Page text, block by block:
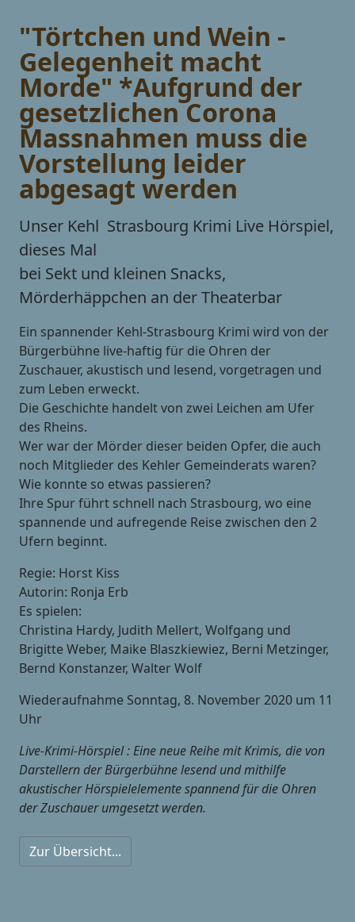
"Törtchen und Wein -
Gelegenheit macht
Morde" *Aufgrund der
gesetzlichen Corona
Massnahmen muss die
Vorstellung leider
abgesagt werden
Unser Kehl  Strasbourg Krimi Live Hörspiel,
dieses Mal
bei Sekt und kleinen Snacks,
Mörderhäppchen an der Theaterbar
Ein spannender Kehl-Strasbourg Krimi wird von der
Bürgerbühne live-haftig für die Ohren der
Zuschauer, akustisch und lesend, vorgetragen und
zum Leben erweckt.
Die Geschichte handelt von zwei Leichen am Ufer
des Rheins.
Wer war der Mörder dieser beiden Opfer, die auch
noch Mitglieder des Kehler Gemeinderats waren?
Wie konnte so etwas passieren?
Ihre Spur führt schnell nach Strasbourg, wo eine
spannende und aufregende Reise zwischen den 2
Ufern beginnt.
Regie: Horst Kiss
Autorin: Ronja Erb
Es spielen:
Christina Hardy, Judith Mellert, Wolfgang und
Brigitte Weber, Maike Blaszkiewiez, Berni Metzinger,
Bernd Konstanzer, Walter Wolf
Wiederaufnahme Sonntag, 8. November 2020 um 11
Uhr
Live-Krimi-Hörspiel : Eine neue Reihe mit Krimis, die von
Darstellern der Bürgerbühne lesend und mithilfe
akustischer Hörspielelemente spannend für die Ohren
der Zuschauer umgesetzt werden.
Zur Übersicht...